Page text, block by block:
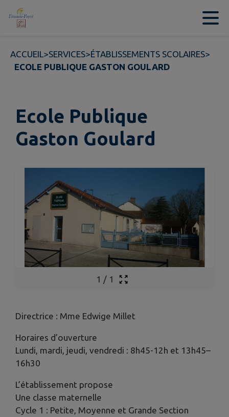
Contenu
ACCUEIL>SERVICES>ÉTABLISSEMENTS SCOLAIRES>
ECOLE PUBLIQUE GASTON GOULARD
Ecole Publique
Gaston Goulard
1 / 1
Directrice : Mme Edwige Millet
Horaires d’ouverture
Lundi, mardi, jeudi, vendredi : 8h45-12h et 13h45–
16h30
L’établissement propose
Une classe maternelle
Cycle 1 : Petite, Moyenne et Grande Section